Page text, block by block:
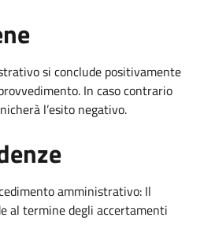
si conclude positivamente
In caso contrario
l’esito negativo.
amministrativo: Il
al termine degli accertamenti